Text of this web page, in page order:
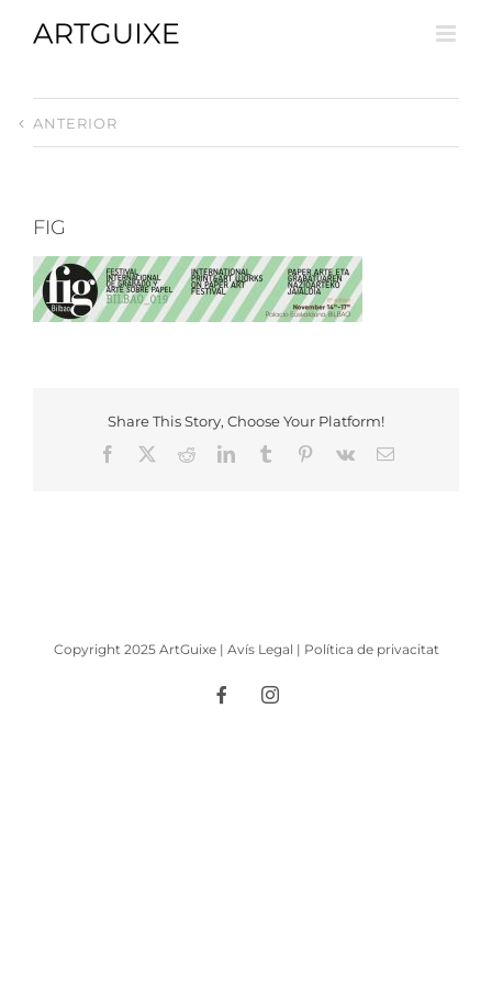
ANTERIOR
FIG
Share This Story, Choose Your Platform!
Facebook
RedditLinkedInTumblr Pinterest
Vk Email:
Copyright 2025 ArtGuixe | Avís Legal | Política de privacitat
FacebookInstagram